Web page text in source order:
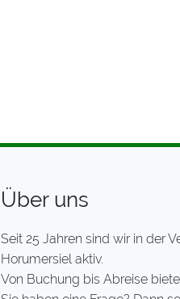
Über uns
Seit 25 Jahren sind wir in der
Horumersiel aktiv.
Von Buchung bis Abreise